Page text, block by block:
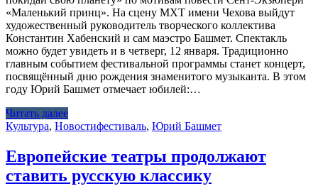
«Маленький принц». На сцену МХТ имени Чехова выйдут
художественный руководитель творческого коллектива
Константин Хабенский и сам маэстро Башмет. Спектакль
можно будет увидеть и в четверг, 12 января. Традиционно
главным событием фестивальной программы станет концерт,
посвящённый дню рождения знаменитого музыканта. В этом
году Юрий Башмет отмечает юбилей:…
Читать далее
Культура, Новостифестиваль, Юрий Башмет
Европейские театры продолжают
ставить русскую классику